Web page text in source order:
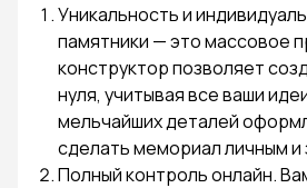
Уникальность и
памятники — это массовое
конструктор позволяет
нуля, учитывая все ваши
мельчайших деталей
сделать мемориал личным и
Полный контроль онлайн.